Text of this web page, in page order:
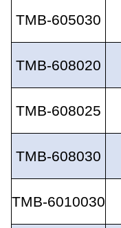
TMB-605030
TMB-608020
TMB-608025
TMB-608030
TMB-6010030